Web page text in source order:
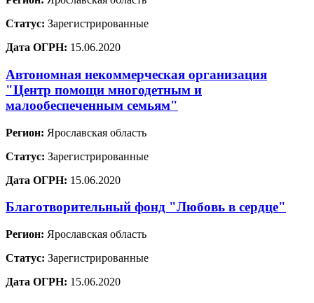
Статус: Зарегистрированные
Дата ОГРН: 15.06.2020
Автономная некоммерческая организация
"Центр помощи многодетным и
малообеспеченным семьям"
Регион: Ярославская область
Статус: Зарегистрированные
Дата ОГРН: 15.06.2020
Благотворительный фонд "Любовь в сердце"
Регион: Ярославская область
Статус: Зарегистрированные
Дата ОГРН: 15.06.2020